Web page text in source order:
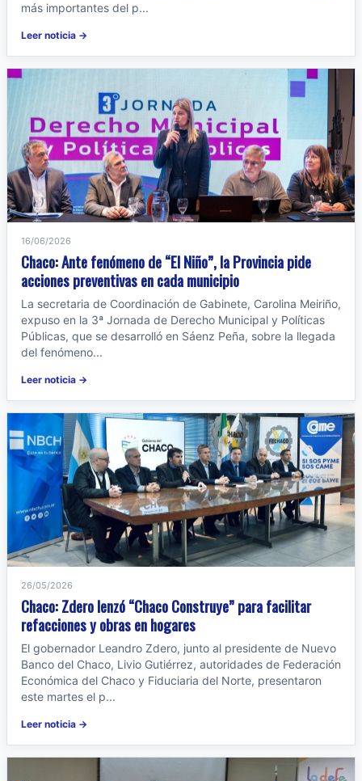
más importantes del p...
Leer noticia →
16/06/2026
Chaco: Ante fenómeno de “El Niño”, la Provincia pide
acciones preventivas en cada municipio
La secretaria de Coordinación de Gabinete, Carolina Meiriño,
expuso en la 3ª Jornada de Derecho Municipal y Políticas
Públicas, que se desarrolló en Sáenz Peña, sobre la llegada
del fenómeno...
Leer noticia →
26/05/2026
Chaco: Zdero lenzó “Chaco Construye” para facilitar
refacciones y obras en hogares
El gobernador Leandro Zdero, junto al presidente de Nuevo
Banco del Chaco, Livio Gutiérrez, autoridades de Federación
Económica del Chaco y Fiduciaria del Norte, presentaron
este martes el p...
Leer noticia →